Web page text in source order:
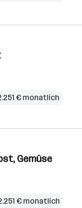
€ monatlich
Gemüse
€ monatlich